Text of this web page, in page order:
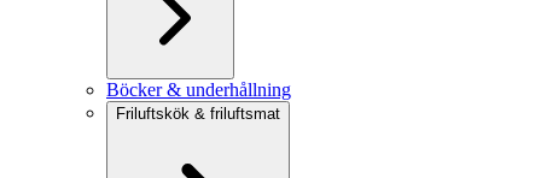
Böcker & underhållning
Friluftskök & friluftsmat